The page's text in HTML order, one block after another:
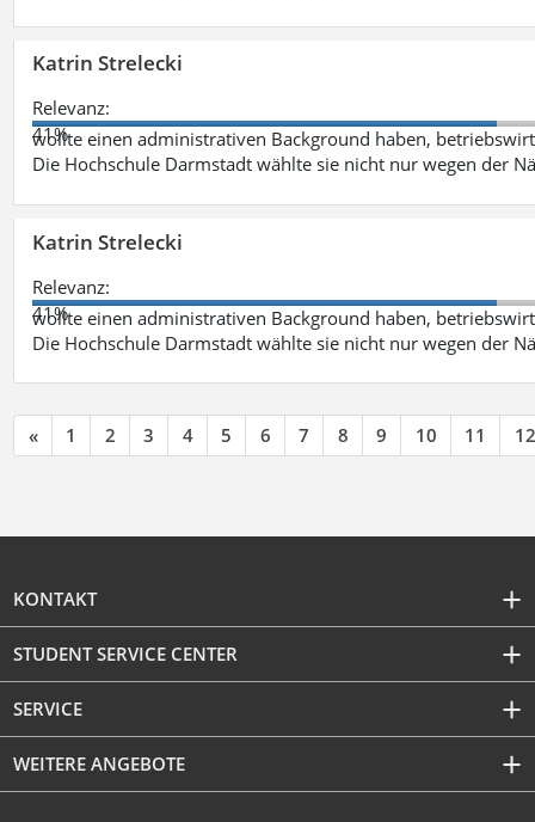
Katrin Strelecki
Relevanz:
41%
wollte einen administrativen Background haben,
Die Hochschule Darmstadt wählte sie nicht nur wegen der
Katrin Strelecki
Relevanz:
41%
wollte einen administrativen Background haben,
Die Hochschule Darmstadt wählte sie nicht nur wegen der
« 1 2 3 4 5 6 7 8 9 10 11 12
KONTAKT
STUDENT SERVICE CENTER
SERVICE
WEITERE ANGEBOTE